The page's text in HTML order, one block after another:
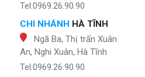
Tel:0969.26.90.90
CHI NHÁNH HÀ TĨNH
Ngã Ba, Thị trấn Xuân
An, Nghi Xuân, Hà Tĩnh
Tel:0969.26.90.90